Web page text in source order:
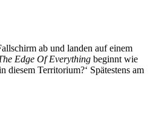
ab und landen auf einem
Edge Of Everything beginnt wie
Territorium?‘ Spätestens am